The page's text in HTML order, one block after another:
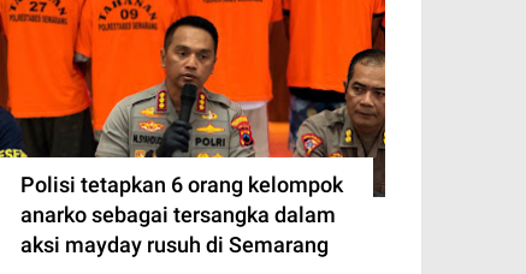
Polisi tetapkan 6 orang kelompok
anarko sebagai tersangka dalam
aksi mayday rusuh di Semarang